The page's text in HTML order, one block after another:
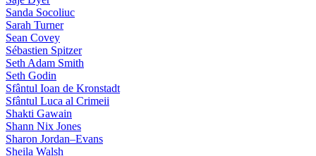
Sanda Socoliuc
Sarah Turner
Sean Covey
Sébastien Spitzer
Seth Adam Smith
Seth Godin
Sfântul Ioan de Kronstadt
Sfântul Luca al Crimeii
Shakti Gawain
Shann Nix Jones
Sharon Jordan–Evans
Sheila Walsh